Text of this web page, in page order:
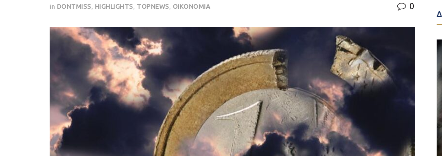
in DONTMISS HIGHLIGHTS TOPNEWS ΟΙΚΟΝΟΜΙΑ 0